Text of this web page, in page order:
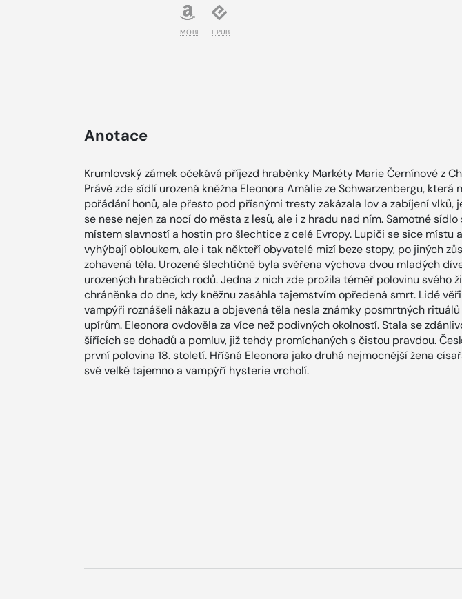
MOBI EPUB
Anotace
Krumlovský zámek očekává příjezd hraběnky Markéty Marie Černínové z
Právě zde sídlí urozená kněžna Eleonora Amálie ze Schwarzenbergu, která
pořádání honů, ale přesto pod přísnými tresty zakázala lov a zabíjení vlků,
se nese nejen za nocí do města z lesů, ale i z hradu nad ním. Samotné sídlo
místem slavností a hostin pro šlechtice z celé Evropy. Lupiči se sice místu
vyhýbají obloukem, ale i tak někteří obyvatelé mizí beze stopy, po jiných
zohavená těla. Urozené šlechtičně byla svěřena výchova dvou mladých
urozených hraběcích rodů. Jedna z nich zde prožila téměř polovinu svého
chráněnka do dne, kdy kněžnu zasáhla tajemstvím opředená smrt. Lidé
vampýři roznášeli nákazu a objevená těla nesla známky posmrtných
upírům. Eleonora ovdověla za více než podivných okolností. Stala se
šířících se dohadů a pomluv, již tehdy promíchaných s čistou pravdou.
první polovina 18. století. Hříšná Eleonora jako druhá nejmocnější žena
své velké tajemno a vampýří hysterie vrcholí.